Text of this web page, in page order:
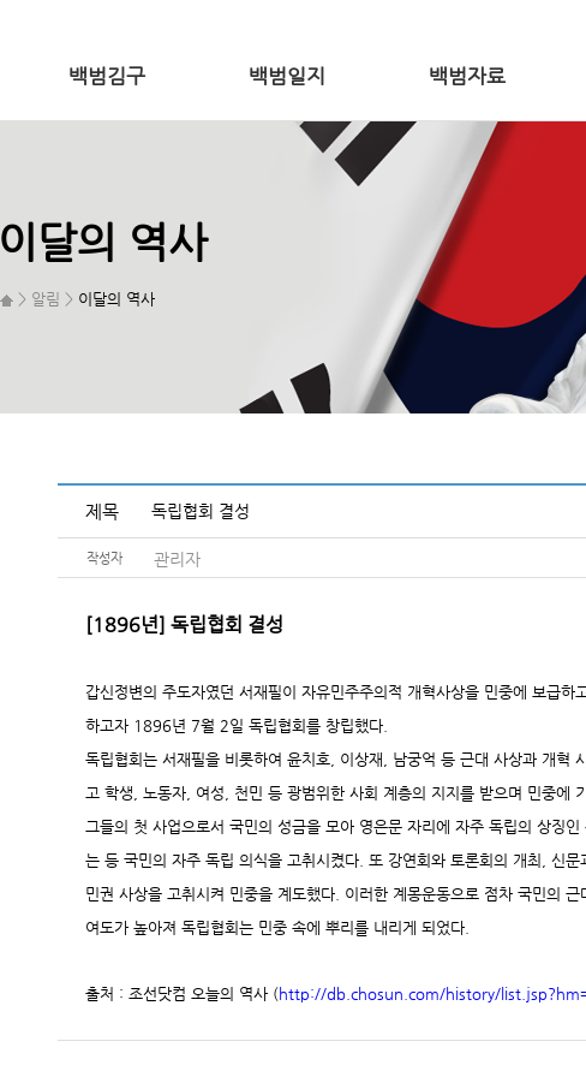
백범김구 백범일지 백범자료
이달의 역사
> 알림 > 이달의 역사
제목 독립협회 결성
작성자 관리자
[1896년] 독립협회 결성
갑신정변의 주도자였던 서재필이 자유민주주의적 개혁사상을 민중에 보급
하고자 1896년 7월 2일 독립협회를 창립했다.
독립협회는 서재필을 비롯하여 윤치호, 이상재, 남궁억 등 근대 사상과 개혁
고 학생, 노동자, 여성, 천민 등 광범위한 사회 계층의 지지를 받으며 민중에
그들의 첫 사업으로서 국민의 성금을 모아 영은문 자리에 자주 독립의 상징
는 등 국민의 자주 독립 의식을 고취시켰다. 또 강연회와 토론회의 개최, 신
민권 사상을 고취시켜 민중을 계도했다. 이러한 계몽운동으로 점차 국민의
여도가 높아져 독립협회는 민중 속에 뿌리를 내리게 되었다.
출처 : 조선닷컴 오늘의 역사 (http://db.chosun.com/history/